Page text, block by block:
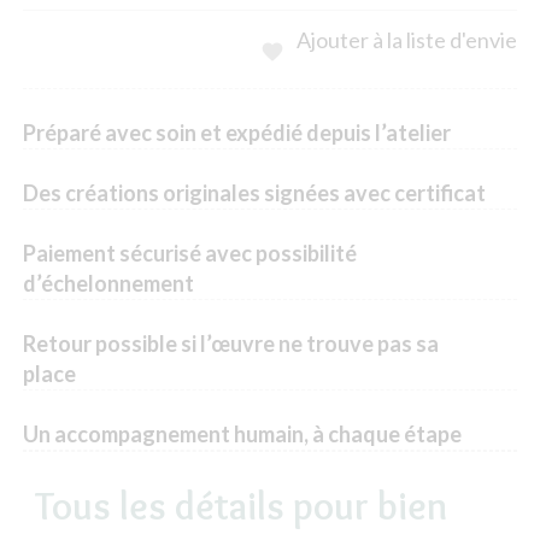
Ajouter à la liste d'envie
Préparé avec soin et expédié depuis l’atelier
Des créations originales signées avec certificat
Paiement sécurisé avec possibilité
d’échelonnement
Retour possible si l’œuvre ne trouve pas sa
place
Un accompagnement humain, à chaque étape
Tous les détails pour bien